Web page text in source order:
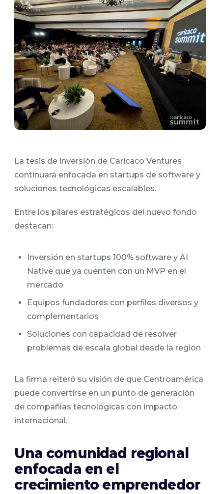
La tesis de inversión de Caricaco Ventures
continuará enfocada en startups de software y
soluciones tecnológicas escalables.
Entre los pilares estratégicos del nuevo fondo
destacan:
Inversión en startups 100% software y AI
Native que ya cuenten con un MVP en el
mercado
Equipos fundadores con perfiles diversos y
complementarios
Soluciones con capacidad de resolver
problemas de escala global desde la región
La firma reiteró su visión de que Centroamérica
puede convertirse en un punto de generación
de compañías tecnológicas con impacto
internacional.
Una comunidad regional
enfocada en el
crecimiento emprendedor